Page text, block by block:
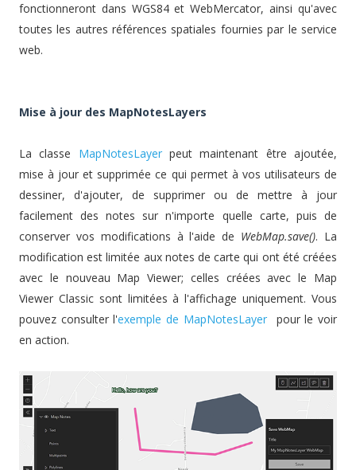
fonctionneront dans WGS84 et WebMercator, ainsi qu'avec
toutes les autres références spatiales fournies par le service
web.
Mise à jour des MapNotesLayers
La classe MapNotesLayerpeut maintenant être ajoutée,
mise à jour et supprimée ce qui permet à vos utilisateurs de
dessiner, d'ajouter, de supprimer ou de mettre à jour
facilement des notes sur n'importe quelle carte, puis de
conserver vos modifications à l'aide de WebMap.save(). La
modification est limitée aux notes de carte qui ont été créées
avec le nouveau Map Viewer; celles créées avec le Map
Viewer Classic sont limitées à l'affichage uniquement. Vous
pouvez consulter l'exemple de MapNotesLayer pour le voir
en action.